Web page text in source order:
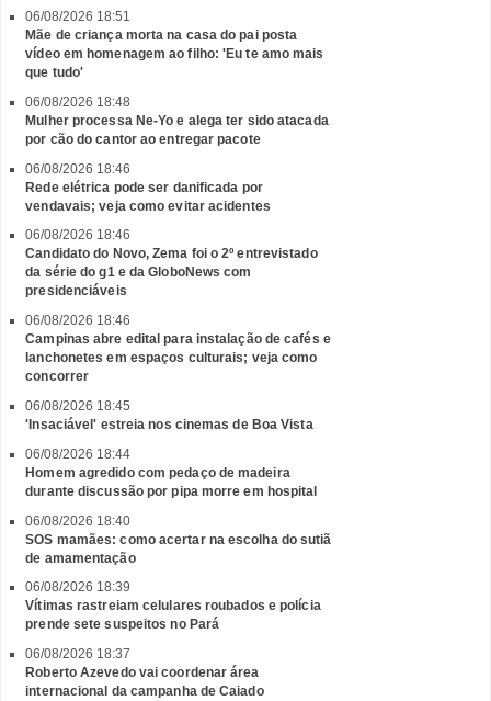
06/08/2026 18:51
Mãe de criança morta na casa do pai posta
vídeo em homenagem ao filho: 'Eu te amo mais
que tudo'
06/08/2026 18:48
Mulher processa Ne-Yo e alega ter sido atacada
por cão do cantor ao entregar pacote
06/08/2026 18:46
Rede elétrica pode ser danificada por
vendavais; veja como evitar acidentes
06/08/2026 18:46
Candidato do Novo, Zema foi o 2º entrevistado
da série do g1 e da GloboNews com
presidenciáveis
06/08/2026 18:46
Campinas abre edital para instalação de cafés e
lanchonetes em espaços culturais; veja como
concorrer
06/08/2026 18:45
'Insaciável' estreia nos cinemas de Boa Vista
06/08/2026 18:44
Homem agredido com pedaço de madeira
durante discussão por pipa morre em hospital
06/08/2026 18:40
SOS mamães: como acertar na escolha do sutiã
de amamentação
06/08/2026 18:39
Vítimas rastreiam celulares roubados e polícia
prende sete suspeitos no Pará
06/08/2026 18:37
Roberto Azevedo vai coordenar área
internacional da campanha de Caiado